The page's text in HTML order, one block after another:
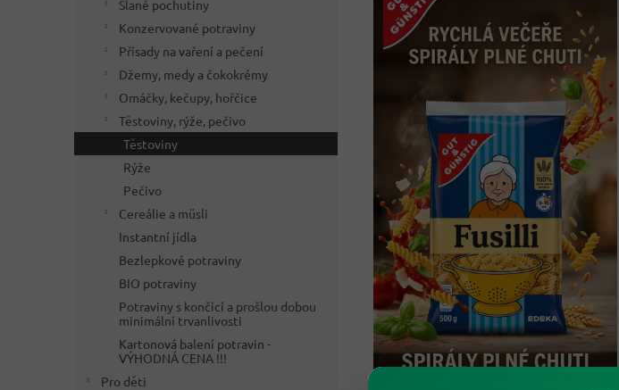
Slané pochutiny
Konzervované potraviny
Přísady na vaření a pečení
Džemy, medy a čokokrémy
Omáčky, kečupy, hořčice
Těstoviny, rýže, pečivo
Těstoviny
Rýže
Pečivo
Cereálie a müsli
Instantní jídla
Bezlepkové potraviny
BIO potraviny
Potraviny s končící a prošlou dobou
minimální trvanlivosti
Kartonová balení potravin -
VÝHODNÁ CENA !!!
Pro děti